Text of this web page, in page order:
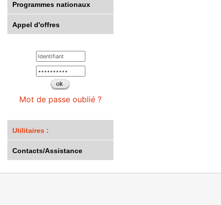
Programmes nationaux
Appel d'offres
Mot de passe oublié ?
Utilitaires :
Contacts/Assistance